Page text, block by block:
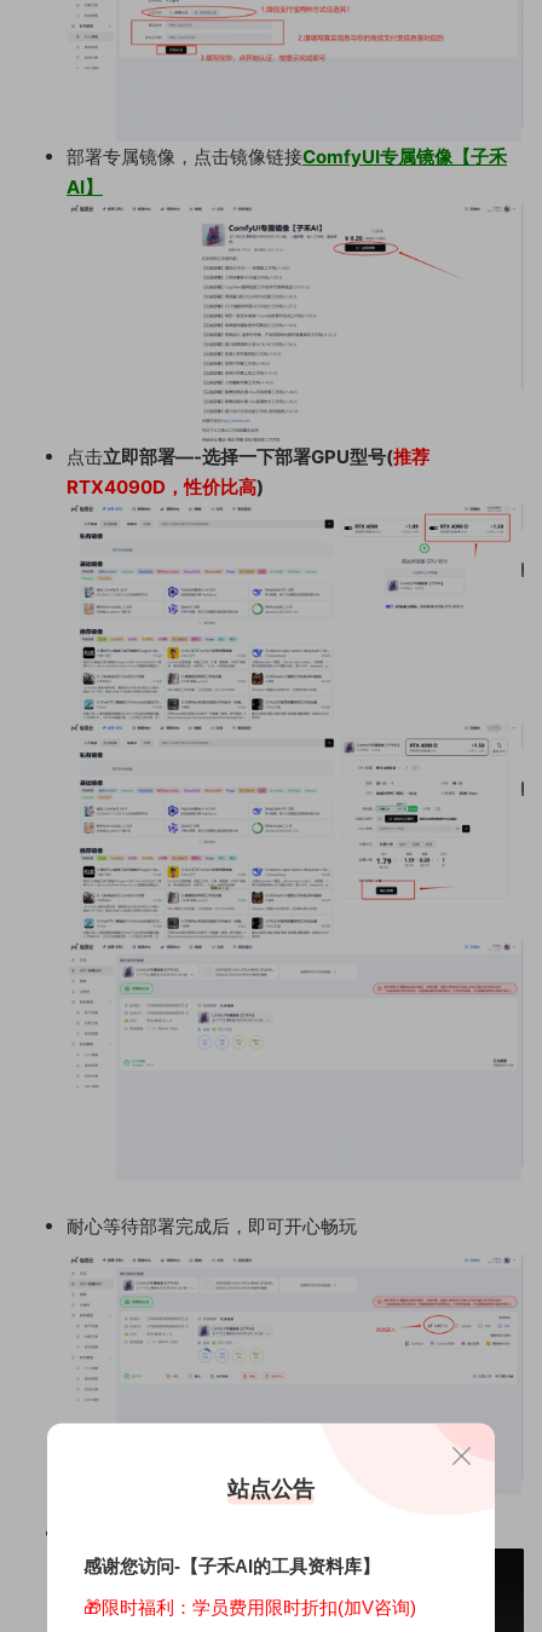
部署专属镜像，点击镜像链接ComfyUI专属镜像【子禾
AI】
点击立即部署—-选择一下部署GPU型号(推荐
RTX4090D，性价比高)
耐心等待部署完成后，即可开心畅玩
站点公告
感谢您访问-【子禾AI的工具资料库】
🎁限时福利：学员费用限时折扣(加V咨询)